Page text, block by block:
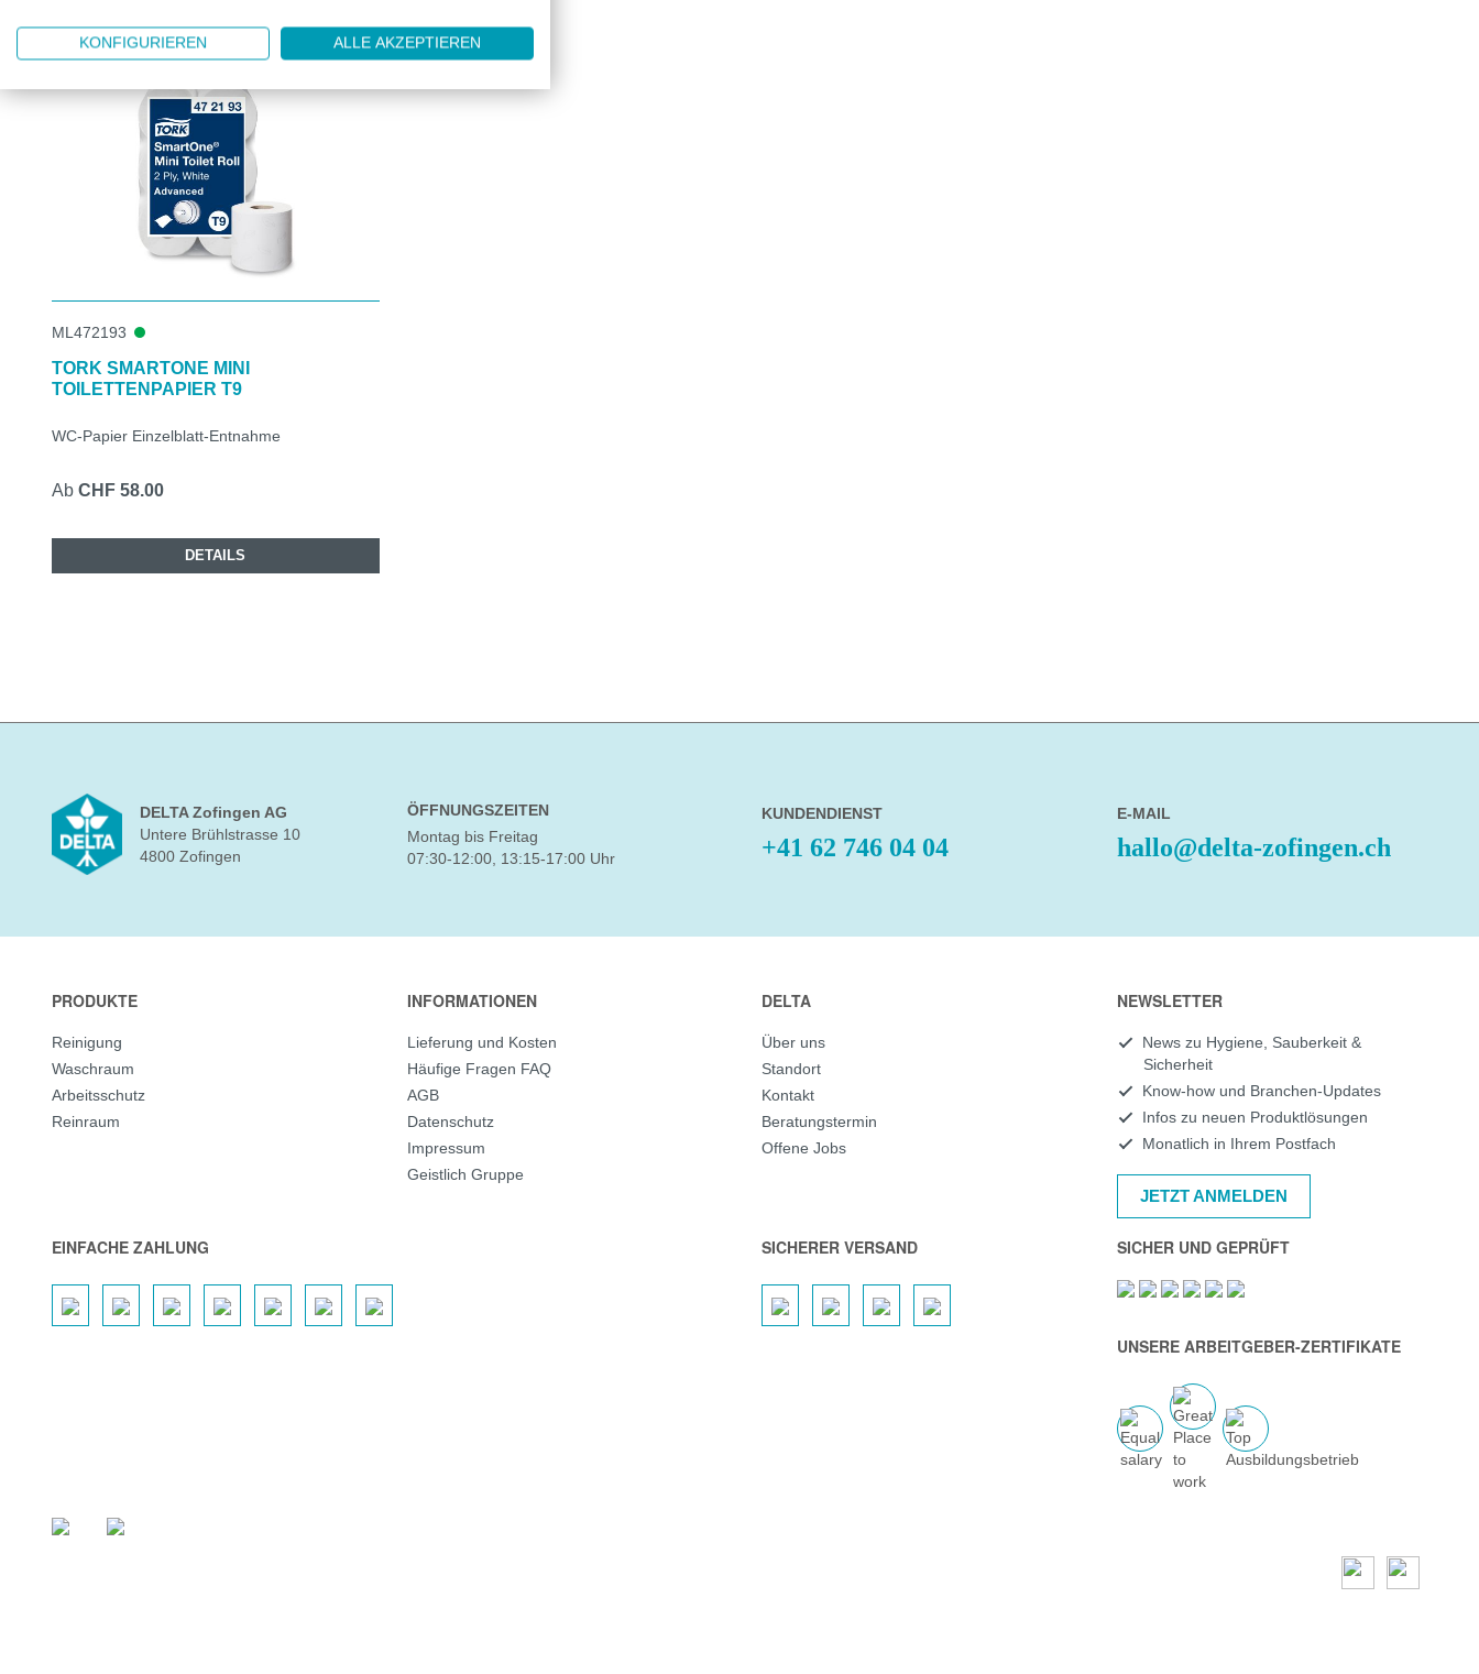
Produktgalerie überspringen
ML472193
TORK SMARTONE MINI
TOILETTENPAPIER T9
WC-Papier Einzelblatt-Entnahme
Ab CHF 58.00
DETAILS
DELTA Zofingen AG
Untere Brühlstrasse 10
4800 Zofingen
ÖFFNUNGSZEITEN
Montag bis Freitag
07:30-12:00, 13:15-17:00 Uhr
KUNDENDIENST
+41 62 746 04 04
E-MAIL
hallo@delta-zofingen.ch
PRODUKTE
Reinigung
Waschraum
Arbeitsschutz
Reinraum
INFORMATIONEN
Lieferung und Kosten
Häufige Fragen FAQ
AGB
Datenschutz
Impressum
Geistlich Gruppe
DELTA
Über uns
Standort
Kontakt
Beratungstermin
Offene Jobs
NEWSLETTER
News zu Hygiene, Sauberkeit &
Sicherheit
Know-how und Branchen-Updates
Infos zu neuen Produktlösungen
Monatlich in Ihrem Postfach
JETZT ANMELDEN
EINFACHE ZAHLUNG SICHERER VERSAND SICHER UND GEPRÜFT
UNSERE ARBEITGEBER-ZERTIFIKATE
KONFIGURIEREN ALLE AKZEPTIEREN